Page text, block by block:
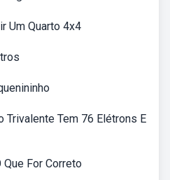
Um Quarto 4x4
Trivalente Tem 76 Elétrons E
For Correto